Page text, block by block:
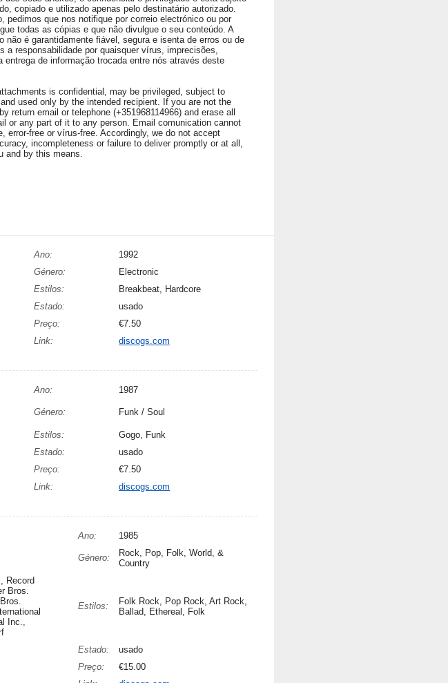
copiado e utilizado apenas pelo destinatário autorizado.
pedimos que nos notifique por correio electrónico ou por
todas as cópias e que não divulgue o seu conteúdo. A
não é garantidamente fiável, segura e isenta de erros ou de
a responsabilidade por quaisquer vírus, imprecisões,
de informação trocada entre nós através deste
is confidential, may be privileged, subject to
used only by the intended recipient. If you are not the
return email or telephone (+351968114966) and erase all
or any part of it to any person. Email comunication cannot
error-free or vírus-free. Accordingly, we do not accept
incompleteness or failure to deliver promptly or at all,
and by this means.
Ano:
1992
Género:
Electronic
Estilos:
Breakbeat, Hardcore
Estado:
usado
Preço:
€7.50
Link:
discogs.com
Ano: 1987
Género: Funk / Soul
Estilos:
Gogo, Funk
Estado:
usado
Preço:
€7.50
Link:
discogs.com
Ano: 1985
Género:
Rock, Pop, Folk, World, &
Country
Record
Bros.
Inc.,
Estilos:
Folk Rock, Pop Rock, Art Rock,
Ballad, Ethereal, Folk
Estado:
usado
Preço:
€15.00